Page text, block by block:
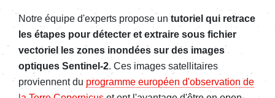
Notre équipe d'experts propose un tutoriel qui retrace
les étapes pour détecter et extraire sous fichier
vectoriel les zones inondées sur des images
optiques Sentinel-2. Ces images satellitaires
proviennent duprogramme européen d'observation de